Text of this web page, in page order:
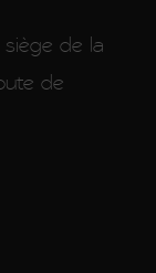
de la
de